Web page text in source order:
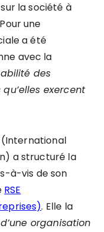
la société à
une
a été
avec la
des
exercent
(International
a structuré la
à-vis de son
RSE
. Elle la
organisation